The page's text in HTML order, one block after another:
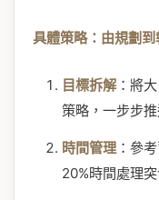
具體策略：由規劃到
目標拆解：將
策略，一步步推
時間管理 ：參考
20%時間處理突